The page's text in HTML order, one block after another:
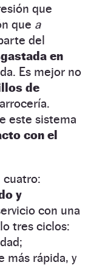
que
que a
del
en
Es mejor no
de
este sistema
con el
cuatro:
y
con una
tres ciclos:
más rápida, y